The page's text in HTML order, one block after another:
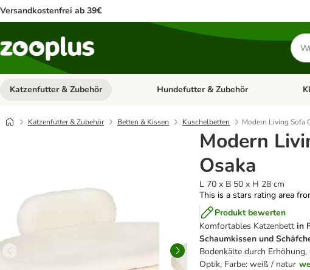
Versandkostenfrei ab 39€
Katzenfutter & Zubehör Kategorie-Menü öffnen: Katzenfutter &
Hundefutter & Zubehör
Katzenfutter & Zubehör Betten & Kissen Kuschelbetten Modern Living Sofa
Modern
Osaka
L 70 x B 50 x H 28 cm
This is a stars rating area
Produkt bewerten
Komfortables Katzenbett in
Schaumkissen und
Bodenkälte durch
Optik, Farbe: weiß / natur